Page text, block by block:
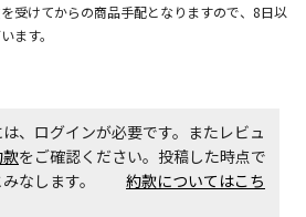
とに送料がかかる商品です
受けてからの商品手配となりますので、8日以
ます。
、ログインが必要です。またレビュ
をご確認ください。投稿した時点で
みなします。 約款についてはこち